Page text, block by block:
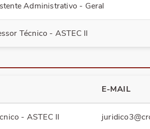
Administrativo - Geral
Técnico - ASTEC II
E-MAIL
- ASTEC II